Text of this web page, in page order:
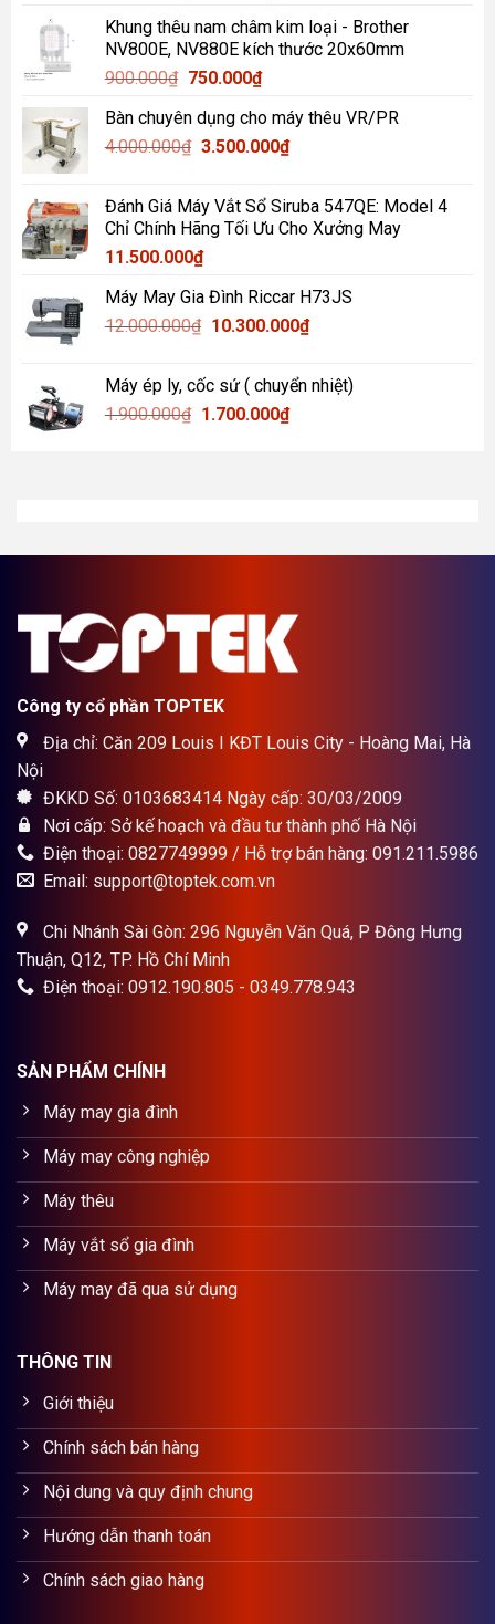
là:
1.000.000₫.
tại
là:
Khung thêu nam châm kim loại - Brother
NV800E, NV880E kích thước 20x60mm
900.000₫ Giá
là:
900.000₫.
750.000₫Giá
tại
là:
Bàn chuyên dụng cho máy thêu VR/PR
4.000.000₫ Giá
4.000.000₫.
3.500.000₫Giá
là:
3.500.000₫.
Đánh Giá Máy Vắt Sổ Siruba 547QE: Model 4
Chỉ Chính Hãng Tối Ưu Cho Xưởng May
11.500.000₫
Máy May Gia Đình Riccar H73JS
12.000.000₫ Giá
12.000.000₫.
10.300.000₫Giá
là:
Máy ép ly, cốc sứ ( chuyển nhiệt)
1.900.000₫ Giá
1.700.000₫Giá
Công ty cổ phần TOPTEK
Địa chỉ: Căn 209 Louis I KĐT Louis City - Hoàng Mai, Hà
Nội
ĐKKD Số: 0103683414 Ngày cấp: 30/03/2009
Nơi cấp: Sở kế hoạch và đầu tư thành phố Hà Nội
Điện thoại: 0827749999 / Hỗ trợ bán hàng: 091.211.5986
Email: support@toptek.com.vn
Chi Nhánh Sài Gòn: 296 Nguyễn Văn Quá, P Đông Hưng
Thuận, Q12, TP. Hồ Chí Minh
Điện thoại: 0912.190.805 - 0349.778.943
SẢN PHẨM CHÍNH
Máy may gia đình
Máy may công nghiệp
Máy thêu
Máy vắt sổ gia đình
Máy may đã qua sử dụng
THÔNG TIN
Giới thiệu
Chính sách bán hàng
Nội dung và quy định chung
Hướng dẫn thanh toán
Chính sách giao hàng